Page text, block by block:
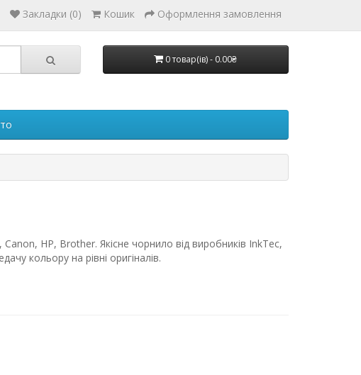
Закладки (0) Кошик Оформлення замовлення
0 товар(ів) - 0.00₴
HP, Brother. Якісне чорнило від виробників InkTec,
кольору на рівні оригіналів.